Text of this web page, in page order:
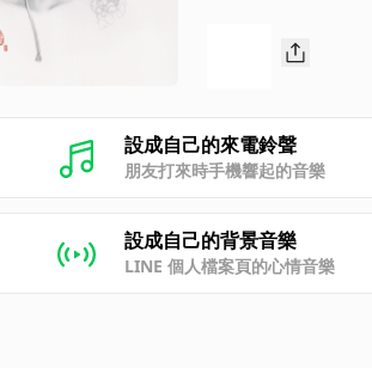
設成自己的來電鈴聲
朋友打來時手機響起的音樂
設成自己的背景音樂
LINE 個人檔案頁的心情音樂